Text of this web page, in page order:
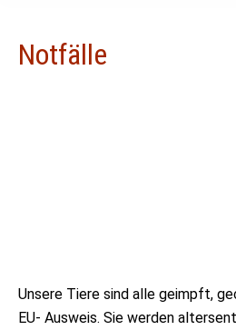
Notfälle
Unsere Tiere sind alle geimpft,
EU- Ausweis. Sie werden